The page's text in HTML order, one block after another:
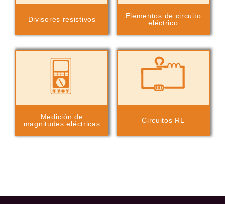
Divisores resistivos
Elementos de circuito
eléctrico
Medición de
magnitudes eléctricas
Circuitos RL